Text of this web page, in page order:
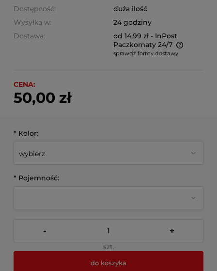
Dostępność:
duża ilość
Wysyłka w:
24 godziny
Dostawa:
od 14,99 zł - InPost
Paczkomaty 24/7
Cena nie zawiera ewentualnych kosztów płatności
sprawdź formy dostawy
CENA:
50,00 zł
* Kolor:
* Pojemność:
- +
szt.
do koszyka